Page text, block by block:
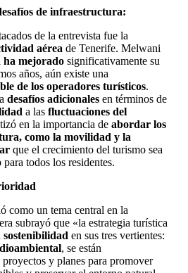
de infraestructura:
de la entrevista fue la
aérea de Tenerife. Melwani
ha mejorado significativamente su
años, aún existe una
de los operadores turísticos.
desafíos adicionales en términos de
a las fluctuaciones del
en la importancia de abordar los
como la movilidad y la
que el crecimiento del turismo sea
para todos los residentes.
como un tema central en la
subrayó que «la estrategia turística
sostenibilidad en sus tres vertientes:
, se están
y planes para promover